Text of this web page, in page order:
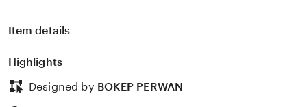
Item details
Highlights
Designed by BOKEP PERWAN